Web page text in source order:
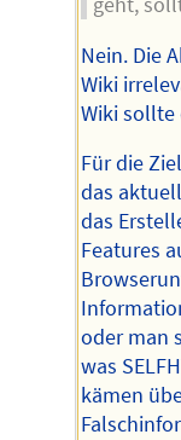
Nein. Die
Wiki
Wiki sollte
Für die
das
das
Features
oder man
was
kämen